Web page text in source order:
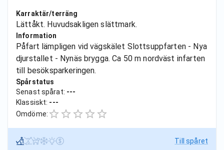
Karraktär/terräng
Lättåkt. Huvudsakligen slättmark.
Information
Påfart lämpligen vid vägskälet Slottsuppfarten - Nya
djurstallet - Nynäs brygga. Ca 50 m nordväst infarten
till besöksparkeringen.
Spårstatus
Senast spårat: ---
Klassiskt: ---
Omdöme:
Till spåret